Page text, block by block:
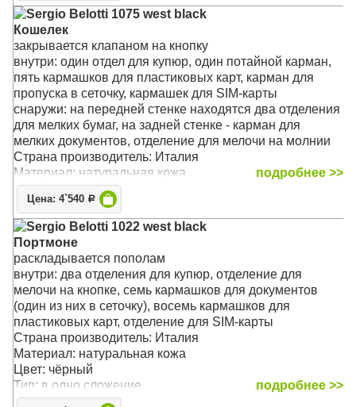
Материал: натуральная кожа
Цвет: чёрный
Размер: 16 x 11 x 2 cм
Sergio Belotti 1075 west black
Кошелек
закрывается клапаном на кнопку
внутри: один отдел для купюр, один потайной карман,
пять кармашков для пластиковых карт, карман для
пропуска в сеточку, кармашек для SIM-карты
снаружи: на передней стенке находятся два отделения
для мелких бумаг, на задней стенке - карман для
мелких документов, отделение для мелочи на молнии
Страна производитель: Италия
Материал: натуральная кожа
Цвет: чёрный
Тип: прямой
Размер: 17.5 x 9 x 1.5 см
подробнее >>
Цена: 4`540 Р
Sergio Belotti 1022 west black
Портмоне
раскладывается пополам
внутри: два отделения для купюр, отделение для
мелочи на кнопке, семь кармашков для документов
(один из них в сеточку), восемь кармашков для
пластиковых карт, отделение для SIM-карты
Страна производитель: Италия
Материал: натуральная кожа
Цвет: чёрный
Тип: в одно сложение
Размер: 13 х 10 х 3 см
подробнее >>